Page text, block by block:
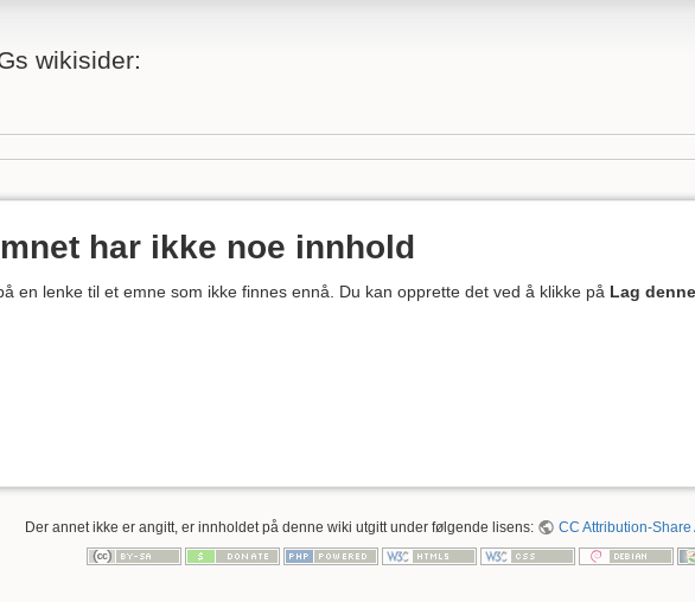
wikisider:
har ikke noe innhold
en lenke til et emne som ikke finnes ennå. Du kan opprette det ved å klikke på Lag
Der annet ikke er angitt, er innholdet på denne wiki utgitt under følgende lisens: CC Attribution-